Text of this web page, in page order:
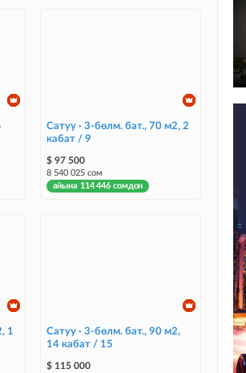
Сатуу · 3-бөлм. бат., 70 м2, 2
кабат / 9
$ 97 500
8 540 025 сом
айына 114 446 сомдон
1
Сатуу · 3-бөлм. бат., 90 м2,
14 кабат / 15
$ 115 000